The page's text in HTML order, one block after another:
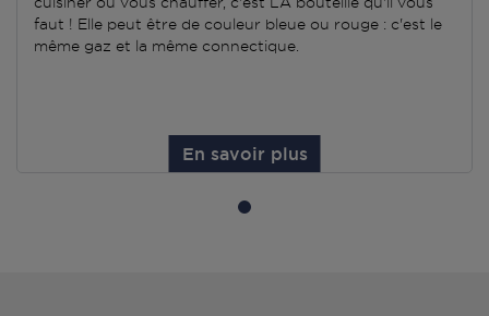
faut ! Elle peut être de couleur bleue ou rouge : c'est le
même gaz et la même connectique.
En savoir plus